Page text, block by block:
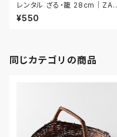
レンタル ざる・籠 28cm｜ZAR
024
¥550
同じカテゴリの商品